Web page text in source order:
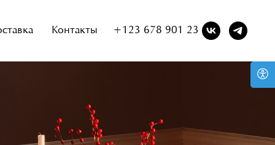
Контакты +123 678 901 23